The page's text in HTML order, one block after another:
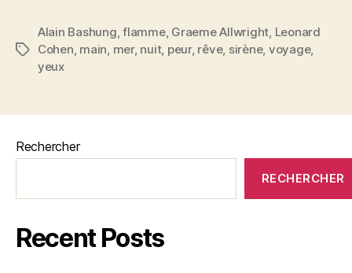
Étiquettes
Alain Bashung ,flamme, Graeme Allwright Leonard
Cohen main mer, nuit, peur, rêve, sirène, voyage,
yeux
Rechercher
RECHERCHER
Recent Posts